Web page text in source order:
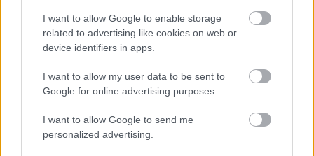
I want to allow Google to enable storage
related to advertising like cookies on web or
device identifiers in apps.
I want to allow my user data to be sent to
Google for online advertising purposes.
I want to allow Google to send me
personalized advertising.